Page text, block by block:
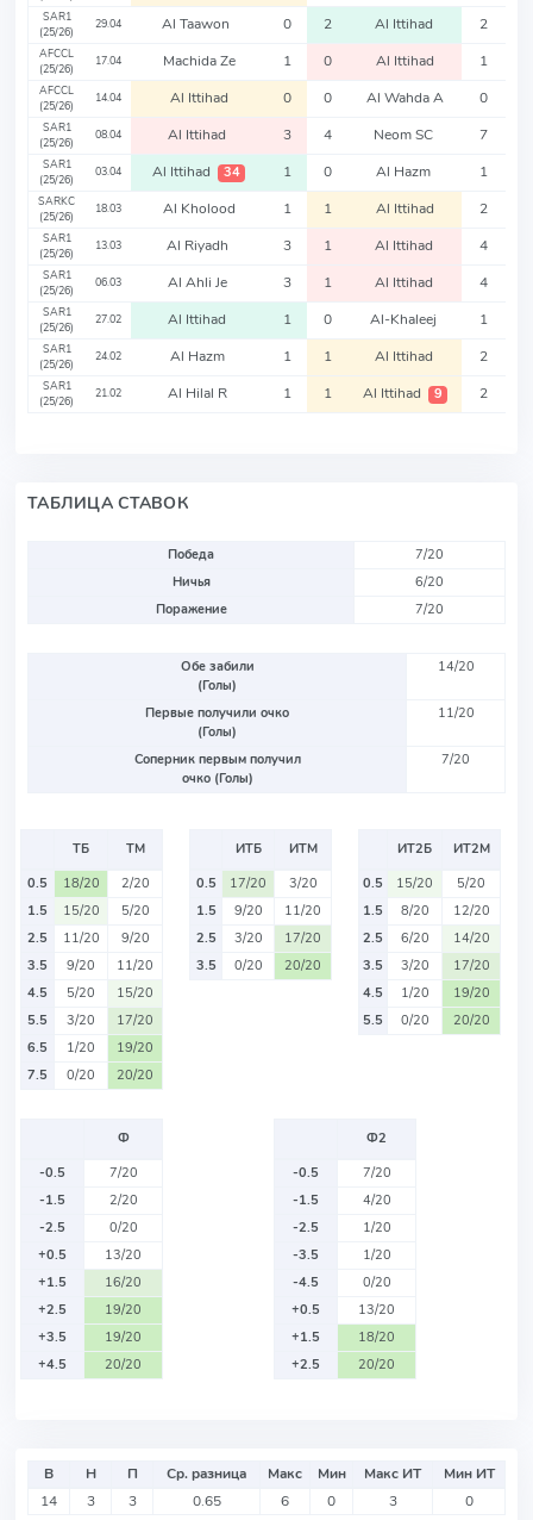
SAR1
(25/26)
29.04 Al Taawon 0 2 Al Ittihad 2
AFCCL
(25/26)
17.04 Machida Ze 1 0 Al Ittihad 1
AFCCL
(25/26)
14.04 Al Ittihad 0 0 Al Wahda A 0
SAR1
(25/26)
08.04 Al Ittihad 3 4 Neom SC 7
SAR1
(25/26)
03.04 Al Ittihad 34 1 0 Al Hazm 1
SARKC
(25/26)
18.03 Al Kholood 1 1 Al Ittihad 2
SAR1
(25/26)
13.03 Al Riyadh 3 1 Al Ittihad 4
SAR1
(25/26)
06.03 Al Ahli Je 3 1 Al Ittihad 4
SAR1
(25/26)
27.02 Al Ittihad 1 0 Al-Khaleej 1
SAR1
(25/26)
24.02 Al Hazm 1 1 Al Ittihad 2
SAR1
(25/26)
21.02 Al Hilal R 1 1 Al Ittihad 9 2
ТАБЛИЦА СТАВОК
Победа
7/20
Ничья
6/20
Поражение
7/20
Обе забили
(Голы)
14/20
Первые получили очко
(Голы)
11/20
Соперник первым получил
очко (Голы)
7/20
ТБ
ТМ
0.5
18/20
2/20
1.5
15/20
5/20
2.5
11/20
9/20
3.5
9/20
11/20
4.5
5/20
15/20
5.5
3/20
17/20
6.5
1/20
19/20
7.5
0/20 20/20
ИТБ
ИТМ
0.5
17/20
3/20
1.5
9/20
11/20
2.5
3/20
17/20
3.5
0/20 20/20
ИТ2Б
ИТ2М
0.5
15/20
5/20
1.5
8/20
12/20
2.5
6/20
14/20
3.5
3/20
17/20
4.5
1/20
19/20
5.5
0/20 20/20
Ф
-0.5
7/20
-1.5
2/20
-2.5
0/20
+0.5
13/20
+1.5
16/20
+2.5
19/20
+3.5
19/20
+4.5
20/20
Ф2
-0.5
7/20
-1.5
4/20
-2.5
1/20
-3.5
1/20
-4.5
0/20
+0.5
13/20
+1.5
18/20
+2.5
20/20
В Н П Ср. разница Макс Мин Макс ИТ
Мин ИТ
14
3 3 0.65 6 0 3 0